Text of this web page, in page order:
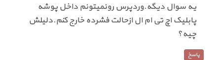
یه سوال دیگه.وردپرس رونمیتونم داخل پوشه
پابلیک اچ تی ام ال ازحالت فشرده خارج کنم.دلیلش
چیه؟
پاسخ